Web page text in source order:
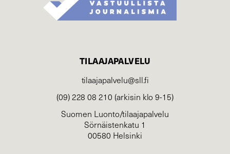
TILAAJAPALVELU
tilaajapalvelu@sll.fi
(09) 228 08 210 (arkisin klo 9-15)
Suomen Luonto/tilaajapalvelu
Sörnäistenkatu 1
00580 Helsinki